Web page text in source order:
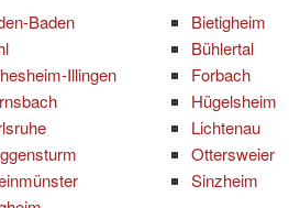
Baden
Illingen
Bietigheim
Bühlertal
Forbach
Hügelsheim
Lichtenau
Ottersweier
Sinzheim